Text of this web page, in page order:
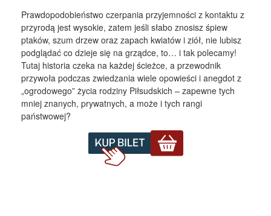
Prawdopodobieństwo czerpania przyjemności z kontaktu z
przyrodą jest wysokie, zatem jeśli słabo znosisz śpiew
ptaków, szum drzew oraz zapach kwiatów i ziół, nie lubisz
podglądać co dzieje się na grządce, to… i tak polecamy!
Tutaj historia czeka na każdej ścieżce, a przewodnik
przywoła podczas zwiedzania wiele opowieści i anegdot z
„ogrodowego” życia rodziny Piłsudskich – zapewne tych
mniej znanych, prywatnych, a może i tych rangi
państwowej?